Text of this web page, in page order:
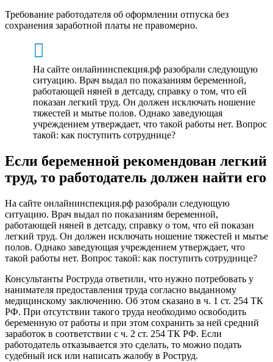
Требование работодателя об оформлении отпуска без
сохранения заработной платы не правомерно.
На сайте онлайнинспекция.рф разобрали следующую
ситуацию. Врач выдал по показаниям беременной,
работающей няней в детсаду, справку о том, что ей
показан легкий труд. Он должен исключать ношение
тяжестей и мытье полов. Однако заведующая
учреждением утверждает, что такой работы нет. Вопрос
такой: как поступить сотруднице?
Если беременной рекомендован легкий
труд, то работодатель должен найти его
На сайте онлайнинспекция.рф разобрали следующую
ситуацию. Врач выдал по показаниям беременной,
работающей няней в детсаду, справку о том, что ей показан
легкий труд. Он должен исключать ношение тяжестей и мытье
полов. Однако заведующая учреждением утверждает, что
такой работы нет. Вопрос такой: как поступить сотруднице?
Консультанты Роструда ответили, что нужно потребовать у
нанимателя предоставления труда согласно выданному
медицинскому заключению. Об этом сказано в ч. 1 ст. 254 ТК
РФ. При отсутствии такого труда необходимо освободить
беременную от работы и при этом сохранить за ней средний
заработок в соответствии с ч. 2 ст. 254 ТК РФ. Если
работодатель отказывается это сделать, то можно подать
судебный иск или написать жалобу в Роструд.